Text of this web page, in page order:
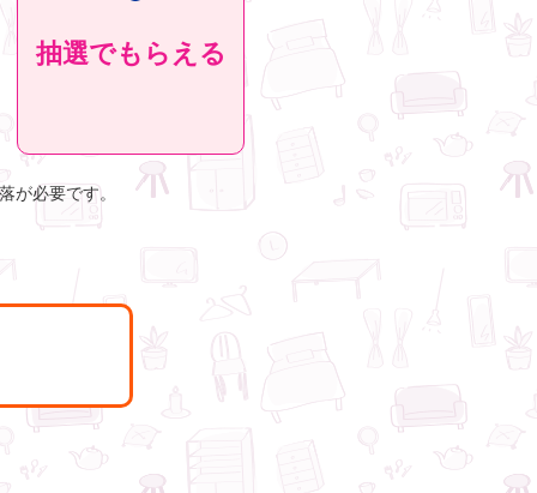
抽選でもらえる
必要です。